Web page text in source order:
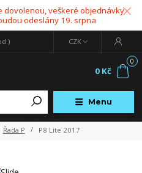
dovolenou, veškeré objednávky
odeslány 19. srpna
Menu
CZK
0
0 Kč
Řada P P8 Lite 2017